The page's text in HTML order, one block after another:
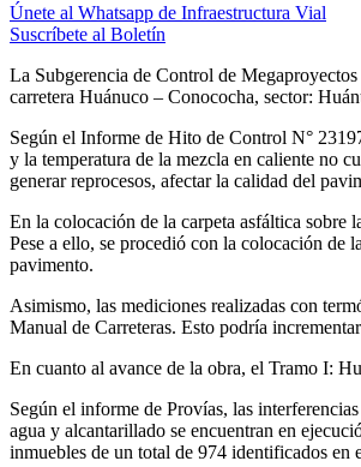
Únete al Whatsapp de Infraestructura Vial
Suscríbete al Boletín
La Subgerencia de Control de
carretera Huánuco – Conococha, sector:
Según el Informe de Hito de Control N°
y la temperatura de la mezcla en caliente no
generar reprocesos, afectar la calidad del
En la colocación de la carpeta asfáltica sobre
Pese a ello, se procedió con la colocación de
pavimento.
Asimismo, las mediciones realizadas con
Manual de Carreteras. Esto podría
En cuanto al avance de la obra, el Tramo I:
Según el informe de Provías, las
agua y alcantarillado se encuentran en
inmuebles de un total de 974 identificados